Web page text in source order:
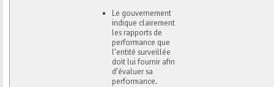
Le gouvernement
indique clairement
les rapports de
performance que
l’entité surveillée
doit lui fournir afin
d’évaluer sa
performance.